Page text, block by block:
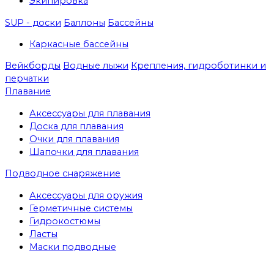
SUP - доски Баллоны Бассейны
Каркасные бассейны
Вейкборды Водные лыжи Крепления, гидроботинки и
перчатки
Плавание
Аксессуары для плавания
Доска для плавания
Очки для плавания
Шапочки для плавания
Подводное снаряжение
Аксессуары для оружия
Герметичные системы
Гидрокостюмы
Ласты
Маски подводные